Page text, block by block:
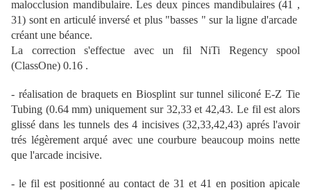
malocclusion mandibulaire. Les deux pinces mandibulaires (41 ,
31) sont en articulé inversé et plus "basses " sur la ligne d'arcade
créant une béance.
La correction s'effectue avec un fil NiTi Regency spool
(ClassOne) 0.16 .
- réalisation de braquets en Biosplint sur tunnel siliconé E-Z Tie
Tubing (0.64 mm) uniquement sur 32,33 et 42,43. Le fil est alors
glissé dans les tunnels des 4 incisives (32,33,42,43) aprés l'avoir
trés légèrement arqué avec une courbure beaucoup moins nette
que l'arcade incisive.
- le fil est positionné au contact de 31 et 41 en position apicale